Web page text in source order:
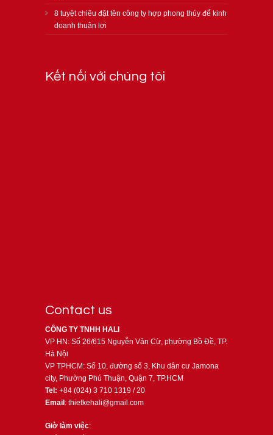
8 tuyệt chiêu đặt tên công ty hợp phong thủy để kinh
doanh thuận lợi
Kết nối với chúng tôi
Contact us
CÔNG TY TNHH HALI
VP HN: Số 26/615 Nguyễn Văn Cừ, phường Bồ Đề, TP.
Hà Nội
VP TPHCM: Số 10, đường số 3, Khu dân cư Jamona
city, Phường Phú Thuận, Quận 7, TP.HCM
Tel: +84 (024) 3 710 1319 / 20
Email: thietkehali@gmail.com
Giờ làm việc: